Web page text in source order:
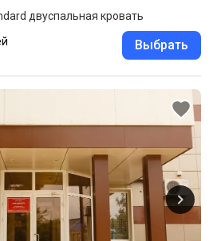
двуспальная кровать
Выбрать